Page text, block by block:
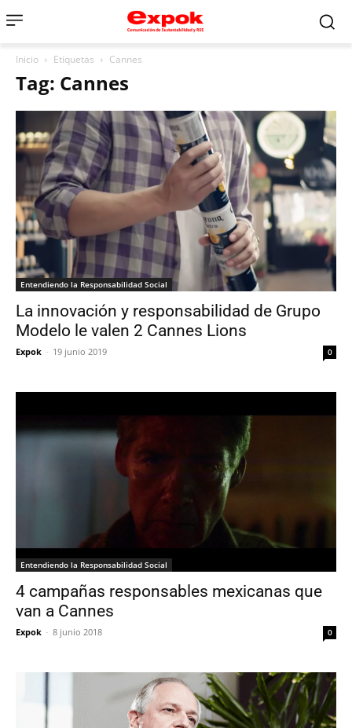
Inicio Etiquetas Cannes
Tag: Cannes
Entendiendo la Responsabilidad Social
La innovación y responsabilidad de Grupo
Modelo le valen 2 Cannes Lions
Expok - 19 junio 2019 0
Entendiendo la Responsabilidad Social
4 campañas responsables mexicanas que
van a Cannes
Expok - 8 junio 2018 0